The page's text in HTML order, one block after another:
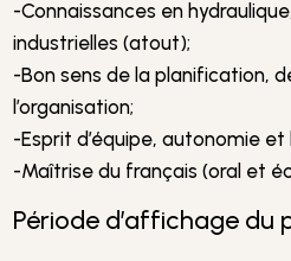
-Connaissances en
industrielles (atout);
-Bon sens de la planification,
l’organisation;
-Esprit d’équipe, autonomie et
-Maîtrise du français (oral et
Période d’affichage du